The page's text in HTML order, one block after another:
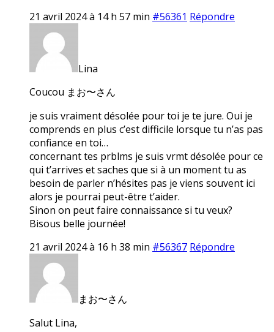
21 avril 2024 à 14 h 57 min #56361 Répondre
Lina
Coucou まお〜さん
je suis vraiment désolée pour toi je te jure. Oui je
comprends en plus c’est difficile lorsque tu n’as pas
confiance en toi…
concernant tes prblms je suis vrmt désolée pour ce
qui t’arrives et saches que si à un moment tu as
besoin de parler n’hésites pas je viens souvent ici
alors je pourrai peut-être t’aider.
Sinon on peut faire connaissance si tu veux?
Bisous belle journée!
21 avril 2024 à 16 h 38 min #56367 Répondre
まお〜さん
Salut Lina,